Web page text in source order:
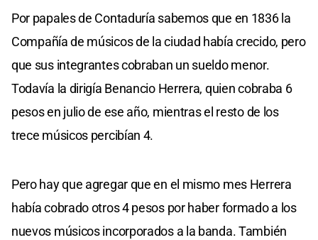
Por papales de Contaduría sabemos que en 1836 la
Compañía de músicos de la ciudad había crecido, pero
que sus integrantes cobraban un sueldo menor.
Todavía la dirigía Benancio Herrera, quien cobraba 6
pesos en julio de ese año, mientras el resto de los
trece músicos percibían 4.
Pero hay que agregar que en el mismo mes Herrera
había cobrado otros 4 pesos por haber formado a los
nuevos músicos incorporados a la banda. También